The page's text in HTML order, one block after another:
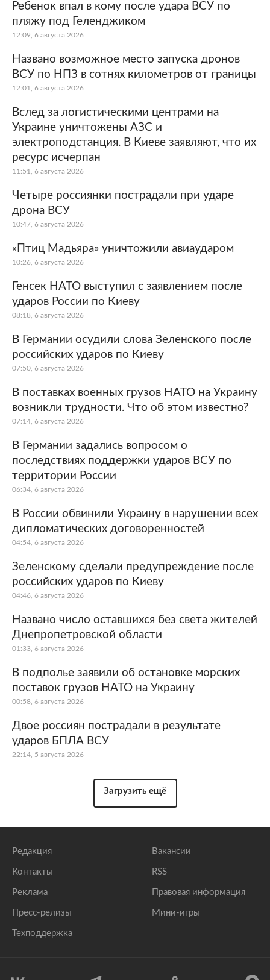
Ребенок впал в кому после удара ВСУ по
пляжу под Геленджиком
12:09, 6 августа 2026
Названо возможное место запуска дронов
ВСУ по НПЗ в сотнях километров от границы
12:01, 6 августа 2026
Вслед за логистическими центрами на
Украине уничтожены АЗС и
электроподстанция. В Киеве заявляют, что их
ресурс исчерпан
11:51, 6 августа 2026
Четыре россиянки пострадали при ударе
дрона ВСУ
10:47, 6 августа 2026
«Птиц Мадьяра» уничтожили авиаударом
10:26, 6 августа 2026
Генсек НАТО выступил с заявлением после
ударов России по Киеву
08:18, 6 августа 2026
В Германии осудили слова Зеленского после
российских ударов по Киеву
07:50, 6 августа 2026
В поставках военных грузов НАТО на Украину
возникли трудности. Что об этом известно?
07:14, 6 августа 2026
В Германии задались вопросом о
последствиях поддержки ударов ВСУ по
территории России
06:34, 6 августа 2026
В России обвинили Украину в нарушении всех
дипломатических договоренностей
04:54, 6 августа 2026
Зеленскому сделали предупреждение после
российских ударов по Киеву
04:46, 6 августа 2026
Названо число оставшихся без света жителей
Днепропетровской области
01:33, 6 августа 2026
В подполье заявили об остановке морских
поставок грузов НАТО на Украину
00:58, 6 августа 2026
Двое россиян пострадали в результате
ударов БПЛА ВСУ
22:14, 5 августа 2026
Загрузить ещё
Редакция
Контакты
Реклама
Пресс-релизы
Техподдержка
Вакансии
RSS
Правовая информация
Мини-игры